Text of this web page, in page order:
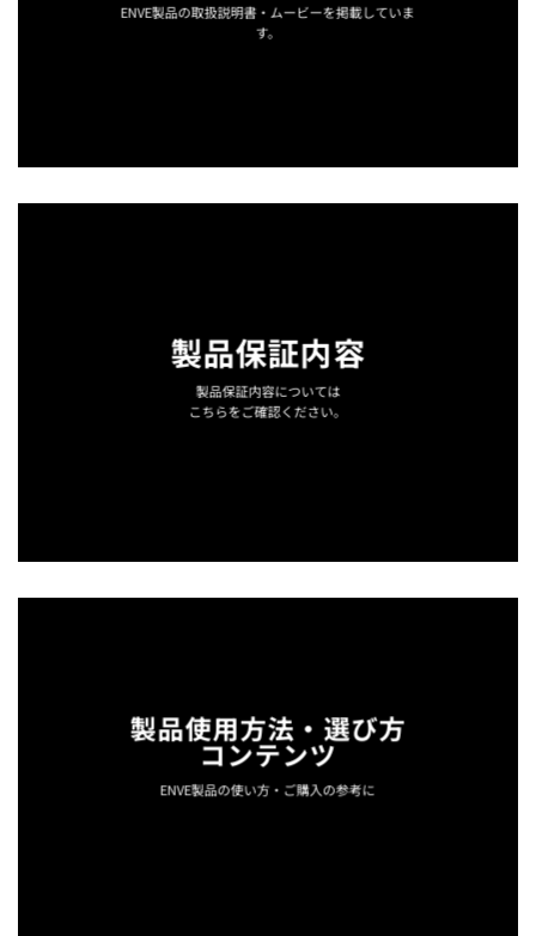
ENVE製品の取扱説明書・ムービーを掲載していま
す。
製品保証内容
製品保証内容については
こちらをご確認ください。
製品使用方法・選び方
コンテンツ
ENVE製品の使い方・ご購入の参考に